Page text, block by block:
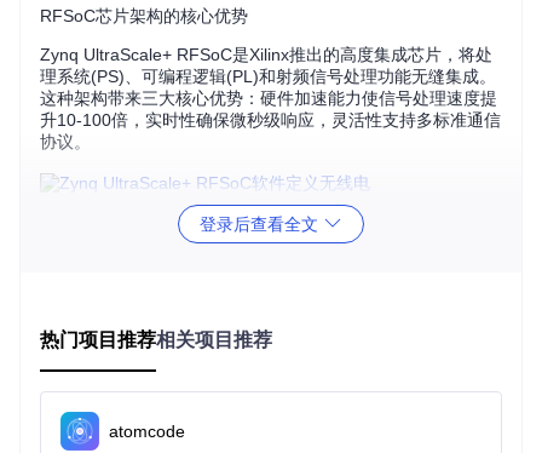
RFSoC芯片架构的核心优势
Zynq UltraScale+ RFSoC是Xilinx推出的高度集成芯片，将处
理系统(PS)、可编程逻辑(PL)和射频信号处理功能无缝集成。
这种架构带来三大核心优势：硬件加速能力使信号处理速度提
升10-100倍，实时性确保微秒级响应，灵活性支持多标准通信
协议。
：RFSoC的独特之处在于片上集成了RF ADC和D
PYNQ框架是RFSoC开发的关键，它通过Python接口实现对硬
件资源的直接访问。框架采用分层架构，从上到下依次为应用
层、软件处理系统层和可编程逻辑层。这种结构使开发者能够
用Python快速原型验证，同时通过overlay技术实现硬件加
速。
登录后查看全文
热门项目推荐相关项目推荐
atomcode